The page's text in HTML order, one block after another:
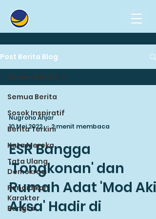
Post Berita Blog
Semua Berita
Sosok Inspiratif
Berita Terkini
Kata Mereka
Tata Ulang
Demokrasi
Pendidikan
Karakter
Bangsa
Semua Berita
Nugroho Anjar
10 Mei 2022
2 menit membaca
ESR Bangga
'Tongkonan' dan
Rumah Adat 'Mod Aki
Aksa' Hadir di